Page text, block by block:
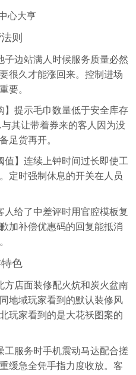
则
子边站满人时候服务质量必然
很久才能涨回来。控制进场
要。
】提示毛巾数量低于安全库存
其让带着券来的客人因为没
足货再开。
】连续上钟时间过长即使工
定时强制休息的开关在人员
给了中差评时用官腔模板复
加补偿优惠码的回复能抵消
色
方店面装修配火炕和炭火盆南
地域玩家看到的默认装修风
玩家看到的是大花袄图案的
工服务时手机震动马达配合搓
缓急全凭手指力度收放。客